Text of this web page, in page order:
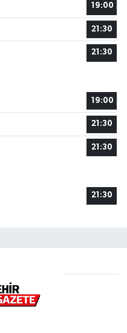
19:00
21:30
21:30
19:00
21:30
21:30
21:30